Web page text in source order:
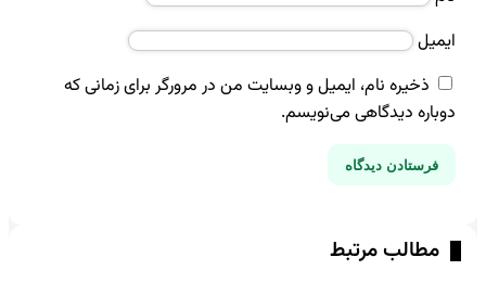
ایمیل
ذخیره نام، ایمیل و وبسایت من در مرورگر برای زمانی که
دوباره دیدگاهی می‌نویسم.
مطالب مرتبط